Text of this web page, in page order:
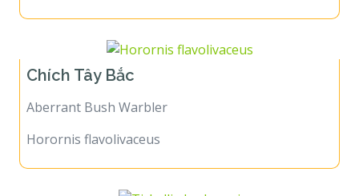
Chích Tây Bắc
Aberrant Bush Warbler
Horornis flavolivaceus